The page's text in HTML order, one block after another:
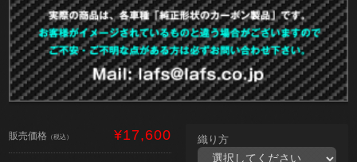
販売価格 （税込） ¥17,600 織り方